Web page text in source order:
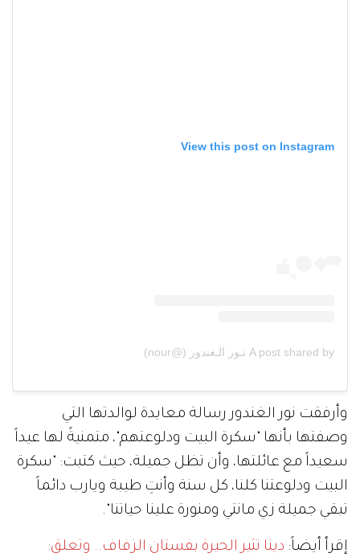
View this post on Instagram
A post shared by نـور الـغندور (@nour)
وأرفقت نور الغندور رسالة معايدة لوالدتها التي
وصفتها بأنها "سكرة البيت ودلوعتهم"، متمنيةً لها عيداً
سعيداً مع عائلتها، وأن تظل جميلة، حيث كتبت: "سكرة
البيت ودلوعتنا كلنا، كل سنة وأنتِ طيبة ويارب دائماً
تبقي جميلة زي مانتي ومنورة علينا حياتنا".
إقرأ أيضاً: دينا تثير الحيرة بفستان الزفاف.. وتعلق: